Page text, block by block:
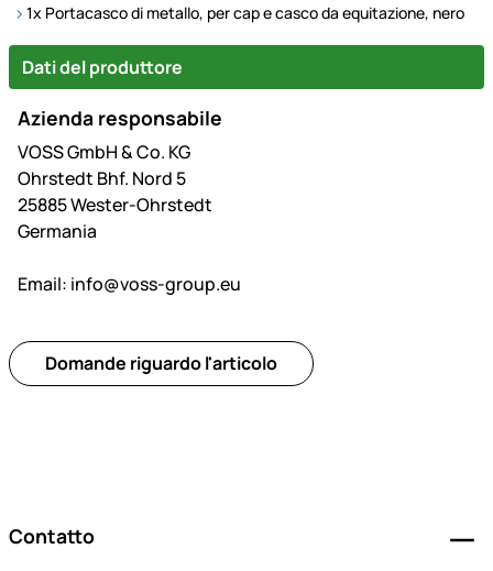
1x Portacasco di metallo, per cap e casco da equitazione, nero
Dati del produttore
Azienda responsabile
VOSS GmbH & Co. KG
Ohrstedt Bhf. Nord 5
25885 Wester-Ohrstedt
Germania
Email: info@voss-group.eu
Domande riguardo l'articolo
Contatto